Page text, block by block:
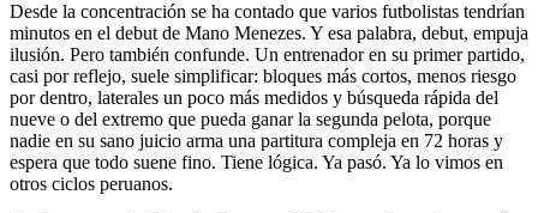
Desde la concentración se ha contado que varios futbolistas tendrían
minutos en el debut de Mano Menezes. Y esa palabra, debut, empuja
ilusión. Pero también confunde. Un entrenador en su primer partido,
casi por reflejo, suele simplificar: bloques más cortos, menos riesgo
por dentro, laterales un poco más medidos y búsqueda rápida del
nueve o del extremo que pueda ganar la segunda pelota, porque
nadie en su sano juicio arma una partitura compleja en 72 horas y
espera que todo suene fino. Tiene lógica. Ya pasó. Ya lo vimos en
otros ciclos peruanos.